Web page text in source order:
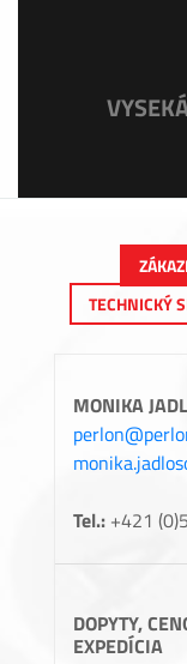
TECHNICKÝ
MONIKA
Tel.: +421
DOPYTY,
EXPEDÍCIA